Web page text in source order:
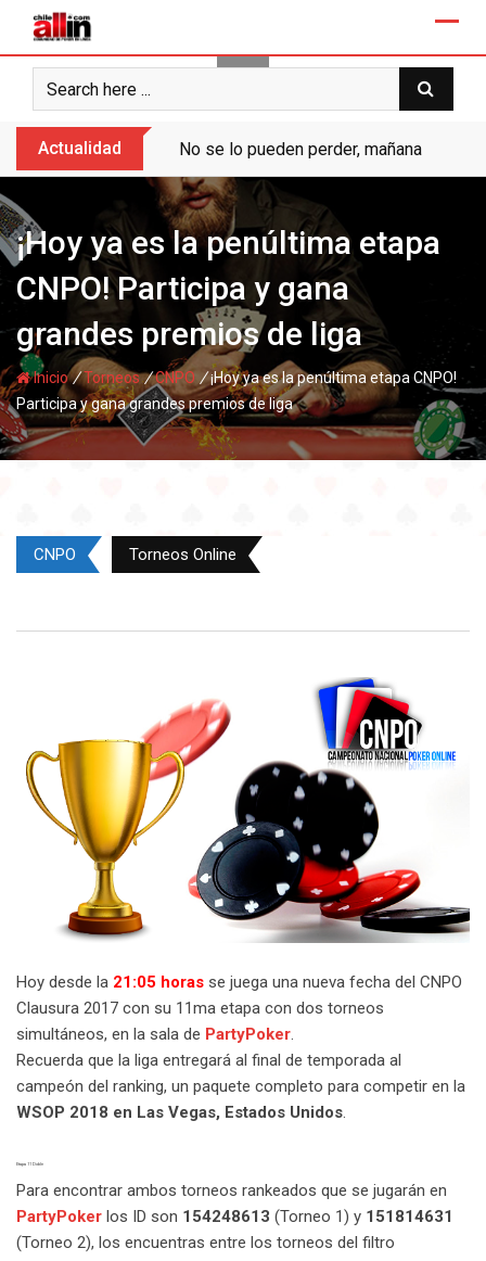
content
Actualidad No se lo pueden perder, mañana “Ases
¡Hoy ya es la penúltima etapa
CNPO! Participa y gana
grandes premios de liga
Inicio/Torneos/CNPO /¡Hoy ya es la penúltima etapa CNPO!
Participa y gana grandes premios de liga
CNPO Torneos Online
Hoy desde la 21:05 horas se juega una nueva fecha del CNPO
Clausura 2017 con su 11ma etapa con dos torneos
simultáneos, en la sala de PartyPoker.
Recuerda que la liga entregará al final de temporada al
campeón del ranking, un paquete completo para competir en la
WSOP 2018 en Las Vegas, Estados Unidos.
Etapa 11 Doble
Para encontrar ambos torneos rankeados que se jugarán en
PartyPoker los ID son 154248613 (Torneo 1) y 151814631
(Torneo 2), los encuentras entre los torneos del filtro